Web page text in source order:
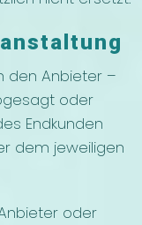
den Anbieter –
oder
Endkunden
dem jeweiligen
oder